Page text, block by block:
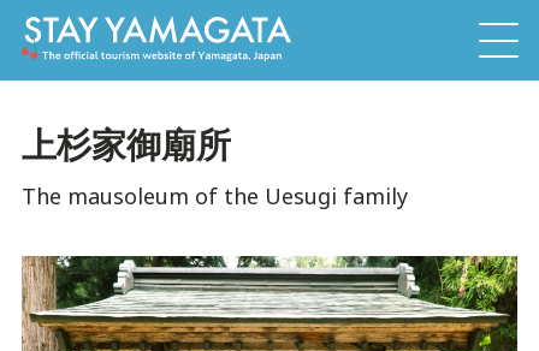
上杉家御廟所
The mausoleum of the Uesugi family